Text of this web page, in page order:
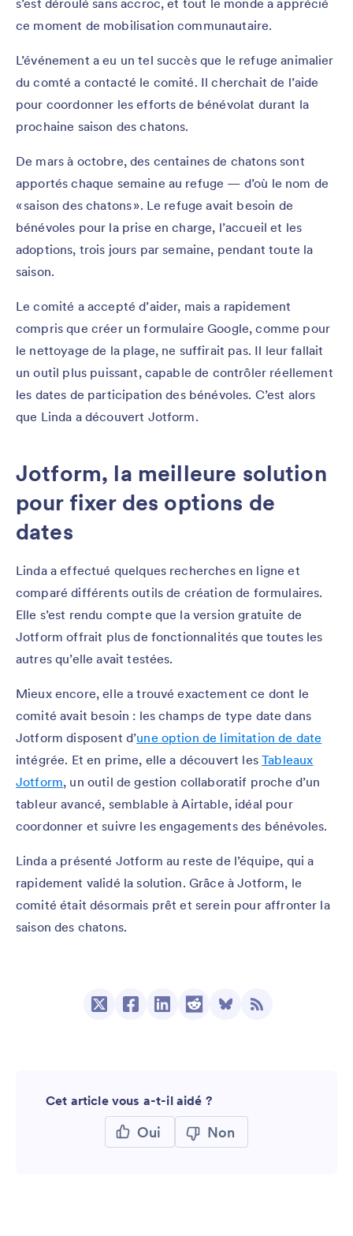
s’est déroulé sans accroc, et tout le monde a apprécié
ce moment de mobilisation communautaire.
L’événement a eu un tel succès que le refuge animalier
du comté a contacté le comité. Il cherchait de l’aide
pour coordonner les efforts de bénévolat durant la
prochaine saison des chatons.
De mars à octobre, des centaines de chatons sont
apportés chaque semaine au refuge — d’où le nom de
« saison des chatons ». Le refuge avait besoin de
bénévoles pour la prise en charge, l’accueil et les
adoptions, trois jours par semaine, pendant toute la
saison.
Le comité a accepté d’aider, mais a rapidement
compris que créer un formulaire Google, comme pour
le nettoyage de la plage, ne suffirait pas. Il leur fallait
un outil plus puissant, capable de contrôler réellement
les dates de participation des bénévoles. C’est alors
que Linda a découvert Jotform.
Jotform, la meilleure solution
pour fixer des options de
dates
Linda a effectué quelques recherches en ligne et
comparé différents outils de création de formulaires.
Elle s’est rendu compte que la version gratuite de
Jotform offrait plus de fonctionnalités que toutes les
autres qu’elle avait testées.
Mieux encore, elle a trouvé exactement ce dont le
comité avait besoin : les champs de type date dans
Jotform disposent d’une option de limitation de date
intégrée. Et en prime, elle a découvert lesTableaux
Jotform, un outil de gestion collaboratif proche d’un
tableur avancé, semblable à Airtable, idéal pour
coordonner et suivre les engagements des bénévoles.
Linda a présenté Jotform au reste de l’équipe, qui a
rapidement validé la solution. Grâce à Jotform, le
comité était désormais prêt et serein pour affronter la
saison des chatons.
Cet article vous a-t-il aidé ?
Oui Non